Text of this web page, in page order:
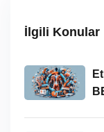
İlgili Konular